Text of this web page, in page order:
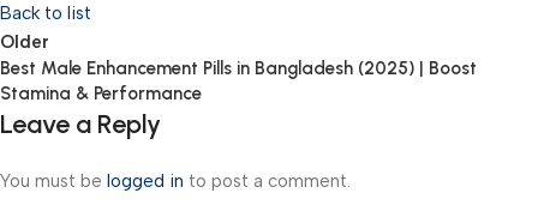
Back to list
Older
Best Male Enhancement Pills in Bangladesh (2025) | Boost
Stamina & Performance
Leave a Reply
You must be logged in to post a comment.